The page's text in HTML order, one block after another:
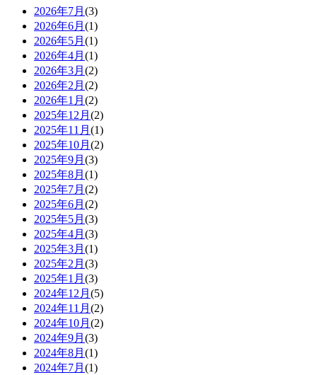
2026年7月 (3)
2026年6月 (1)
2026年5月 (1)
2026年4月 (1)
2026年3月 (2)
2026年2月 (2)
2026年1月 (2)
2025年12月 (2)
2025年11月 (1)
2025年10月 (2)
2025年9月 (3)
2025年8月 (1)
2025年7月 (2)
2025年6月 (2)
2025年5月 (3)
2025年4月 (3)
2025年3月 (1)
2025年2月 (3)
2025年1月 (3)
2024年12月 (5)
2024年11月 (2)
2024年10月 (2)
2024年9月 (3)
2024年8月 (1)
2024年7月 (1)